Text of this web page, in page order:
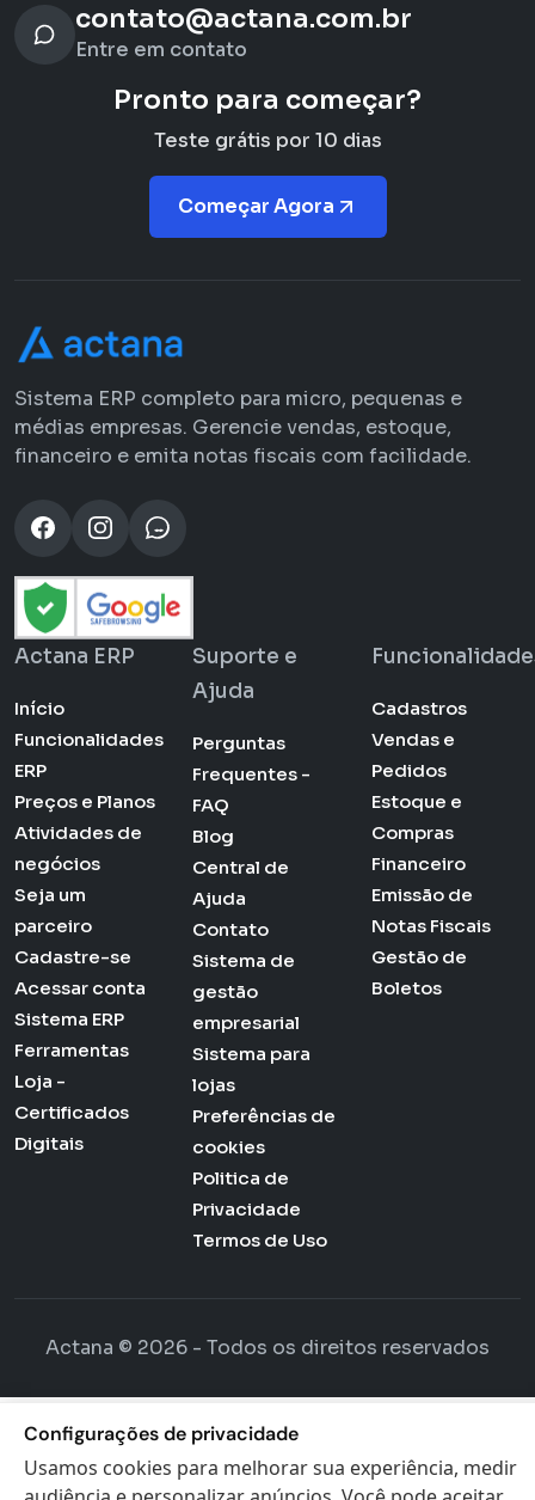
contato@actana.com.br
Entre em contato
Pronto para começar?
Teste grátis por 10 dias
Começar Agora
Sistema ERP completo para micro, pequenas e
médias empresas. Gerencie vendas, estoque,
financeiro e emita notas fiscais com facilidade.
Actana ERP
Início
Funcionalidades
ERP
Preços e Planos
Atividades de
negócios
Seja um
parceiro
Cadastre-se
Acessar conta
Sistema ERP
Ferramentas
Loja -
Certificados
Digitais
Suporte e
Ajuda
Perguntas
Frequentes -
FAQ
Blog
Central de
Ajuda
Contato
Sistema de
gestão
empresarial
Sistema para
lojas
Preferências de
cookies
Politica de
Privacidade
Termos de Uso
Cadastros
Vendas e
Pedidos
Estoque e
Compras
Financeiro
Emissão de
Notas Fiscais
Gestão de
Boletos
Actana © 2026 - Todos os direitos reservados
Configurações de privacidade
Usamos cookies para melhorar sua experiência, medir